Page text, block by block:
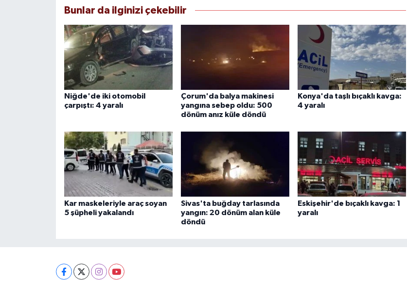
Bunlar da ilginizi çekebilir
Niğde'de iki otomobil
çarpıştı: 4 yaralı
Çorum'da balya makinesi
yangına sebep oldu: 500
dönüm anız küle döndü
Konya'da taşlı bıçaklı kavga:
4 yaralı
Kar maskeleriyle araç soyan
5 şüpheli yakalandı
Sivas'ta buğday tarlasında
yangın: 20 dönüm alan küle
döndü
Eskişehir'de bıçaklı kavga: 1
yaralı